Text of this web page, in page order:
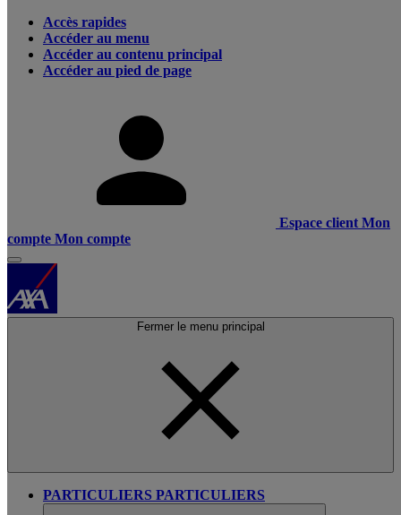
Accès rapides
Accéder au menu
Accéder au contenu principal
Accéder au pied de page
Espace client Mon
compte Mon compte
Fermer le menu principal
PARTICULIERS PARTICULIERS